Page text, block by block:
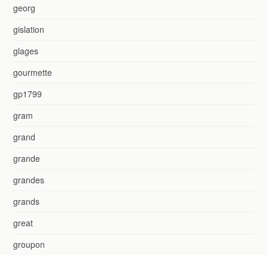
georg
gislation
glages
gourmette
gp1799
gram
grand
grande
grandes
grands
great
groupon